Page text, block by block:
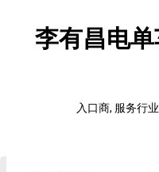
李有昌电
入口商, 服务行